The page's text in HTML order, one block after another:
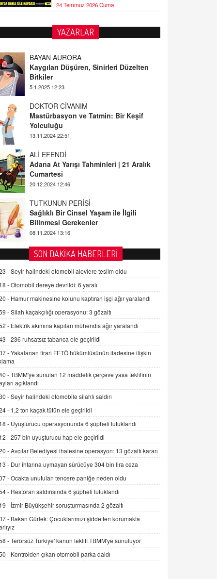
24 Temmuz 2026 Cuma
YAZARLAR
BAYAN AURORA
Kaygıları Düşüren, Sinirleri Düzelten
Bitkiler
5.1.2025 12:23
DOKTOR CİVANIM
Mastürbasyon ve Tatmin: Bir Keşif
Yolculuğu
13.11.2024 22:51
ALİ EFENDİ
Adana At Yarışı Tahminleri | 21 Aralık
Cumartesi
20.12.2024 12:46
TUTKUNUN PERİSİ
Sağlıklı Bir Cinsel Yaşam ile İlgili
Bilinmesi Gerekenler
08.11.2024 13:16
FARUK ÖNALAN
Tezkere Onaylanmasaydı…
2 Kasım 2021 Salı 00:11
AV. DOĞAN CAN DOĞAN
Kişisel verilerin korunması ve dijital
hukukun gelişimi
15.09.2025 16:17
SEHER EREK
Kış Ayları Geldi, Hangi Önlemler
Alınmalı?
9.12.2025 10:11
İNCİ GÜL AKÖL
Trump Keşke Adana'yı da Ziyaret Etse...
06.07.2026 13:00
ADEM AKÖL
Esed Destekçilerinin Yüzüne Vurulan
Şamar: Sednaya
11.12.2024 12:30
DR. EKREM ASLAN
Gerçek Ne, Algı Ne? "Beraber
Yürüyoruz" Cümlesinin Peşinden
19.07.2025 12:45
GÖNÜL MENEKŞE
Şifacının Yolu
04.11.2025 12:56
SON DAKİKA HABERLERİ
-Seyir halindeki otomobil alevlere teslim oldu
-Otomobil dereye devrildi: 6 yaralı
- Hamur makinesine kolunu kaptıran işçi ağır yaralandı
-Silah kaçakçılığı operasyonu: 3 gözaltı
- Elektrik akımına kapılan mühendis ağır yaralandı
-236 ruhsatsız tabanca ele geçirildi
-Yakalanan firari FETÖ hükümlüsünün ifadesine ilişkin
-TBMM'ye sunulan 12 maddelik çerçeve yasa teklifinin
açıklandı
-Seyir halindeki otomobile silahlı saldırı
- 1,2 ton kaçak tütün ele geçirildi
- Uyuşturucu operasyonunda 6 şüpheli tutuklandı
-257 bin uyuşturucu hap ele geçirildi
-Avcılar Belediyesi ihalesine operasyon: 13 gözaltı kararı
- Dur ihtarına uymayan sürücüye 304 bin lira ceza
-Ocakta unutulan tencere paniğe neden oldu
- Restoran saldırısında 6 şüpheli tutuklandı
- İzmir Büyükşehir soruşturmasında 2 gözaltı
- Bakan Gürlek: Çocuklarımızı şiddetten korumakta
-Terörsüz Türkiye' kanun teklifi TBMM'ye sunuluyor
- Kontrolden çıkan otomobil parka daldı